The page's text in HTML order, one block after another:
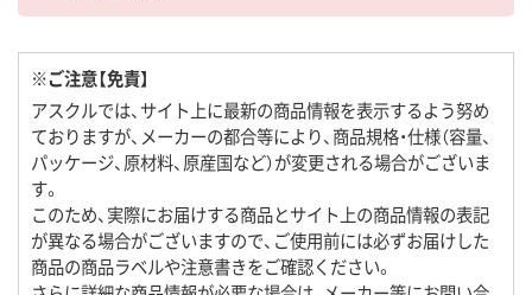
※ご注意【免責】
アスクルでは、サイト上に最新の商品情報を表示するよう努め
ておりますが、メーカーの都合等により、商品規格・仕様（容量、
パッケージ、原材料、原産国など）が変更される場合がございま
す。
このため、実際にお届けする商品とサイト上の商品情報の表記
が異なる場合がございますので、ご使用前には必ずお届けした
商品の商品ラベルや注意書きをご確認ください。